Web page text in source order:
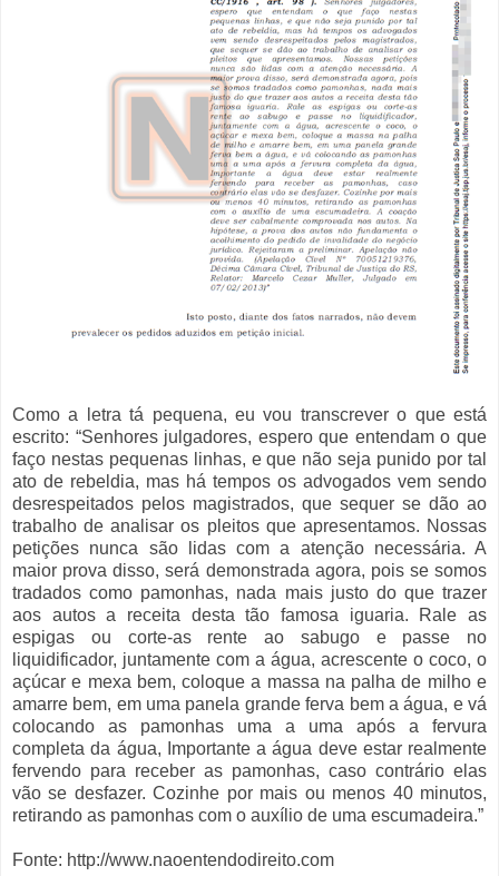
Como a letra tá pequena, eu vou transcrever o que está
escrito: “Senhores julgadores, espero que entendam o que
faço nestas pequenas linhas, e que não seja punido por tal
ato de rebeldia, mas há tempos os advogados vem sendo
desrespeitados pelos magistrados, que sequer se dão ao
trabalho de analisar os pleitos que apresentamos. Nossas
petições nunca são lidas com a atenção necessária. A
maior prova disso, será demonstrada agora, pois se somos
tradados como pamonhas, nada mais justo do que trazer
aos autos a receita desta tão famosa iguaria. Rale as
espigas ou corte-as rente ao sabugo e passe no
liquidificador, juntamente com a água, acrescente o coco, o
açúcar e mexa bem, coloque a massa na palha de milho e
amarre bem, em uma panela grande ferva bem a água, e vá
colocando as pamonhas uma a uma após a fervura
completa da água, Importante a água deve estar realmente
fervendo para receber as pamonhas, caso contrário elas
vão se desfazer. Cozinhe por mais ou menos 40 minutos,
retirando as pamonhas com o auxílio de uma escumadeira.”
Fonte: http://www.naoentendodireito.com